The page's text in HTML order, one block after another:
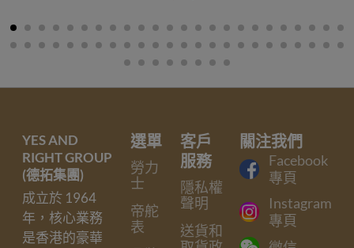
選單
勞力
士
帝舵
表
客戶
服務
隱私權
聲明
送貨和
關注我們
Facebook
專頁
Instagram
專頁
YES AND
RIGHT GROUP
(德拓集團)
成立於 1964
年，核心業務
是香港的豪華